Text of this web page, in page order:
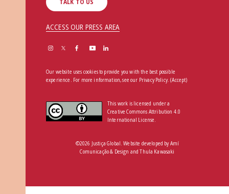
ACCESS OUR PRESS AREA
Our website uses cookies to provide you with the best possible
experience. For more information, see our Privacy Policy.(Accept)
This work is licensed under a
Creative Commons Attribution 4.0
International License.
©2026 Justiça Global. Website developed byAmí
Comunicação & Design andThula Kawasaki